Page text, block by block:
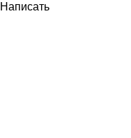
Написать